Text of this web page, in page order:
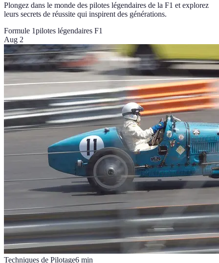
Plongez dans le monde des pilotes légendaires de la F1 et explorez
leurs secrets de réussite qui inspirent des générations.
Formule 1pilotes légendaires F1
Aug 2
Techniques de Pilotage6 min